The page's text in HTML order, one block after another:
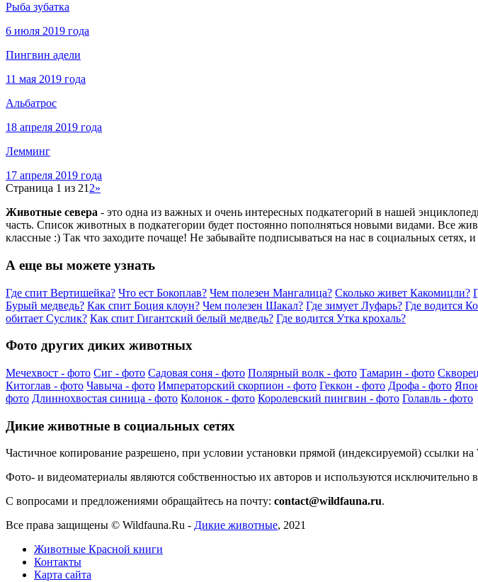
Рыба зубатка
6 июля 2019 года
Пингвин адели
11 мая 2019 года
Альбатрос
18 апреля 2019 года
Лемминг
17 апреля 2019 года
Страница 1 из 21 2»
Животные севера - это одна из важных и очень интересных подкатегорий в нашей
часть. Список животных в подкатегории будет постоянно пополняться новыми видами. Все
классные :) Так что заходите почаще! Не забывайте подписываться на нас в социальных
А еще вы можете узнать
Где спит Вертишейка? Что ест Бокоплав? Чем полезен Мангалица? Сколько живет Какомицли?
Бурый медведь? Как спит Боция клоун? Чем полезен Шакал? Где зимует Луфарь? Где водится
обитает Суслик? Как спит Гигантский белый медведь? Где водится Утка крохаль?
Фото других диких животных
Мечехвост - фото Сиг - фото Садовая соня - фото Полярный волк - фото Тамарин - фото
Китоглав - фото Чавыча - фото Императорский скорпион - фото Геккон - фото Дрофа - фото
фото Длиннохвостая синица - фото Колонок - фото Королевский пингвин - фото Голавль - фото
Дикие животные в социальных сетях
Частичное копирование разрешено, при условии установки прямой (индексируемой) ссылки на
Фото- и видеоматериалы являются собственностью их авторов и используются
С вопросами и предложениями обращайтесь на почту: contact@wildfauna.ru.
Все права защищены © Wildfauna.Ru - Дикие животные, 2021
Животные Красной книги
Контакты
Карта сайта